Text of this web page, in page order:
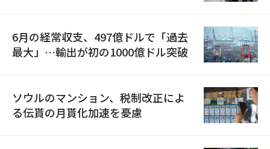
6月の経常収支、497億ドルで「過去
最大」…輸出が初の1000億ドル突破
ソウルのマンション、税制改正によ
る伝貰の月貰化加速を憂慮